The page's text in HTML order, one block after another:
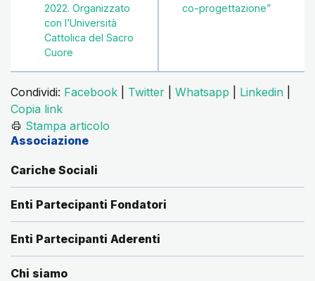
2022. Organizzato
con l’Università
Cattolica del Sacro
Cuore
co-progettazione”
Condividi: Facebook Twitter Whatsapp Linkedin
Copia link
Stampa articolo
Associazione
Cariche Sociali
Enti Partecipanti Fondatori
Enti Partecipanti Aderenti
Chi siamo